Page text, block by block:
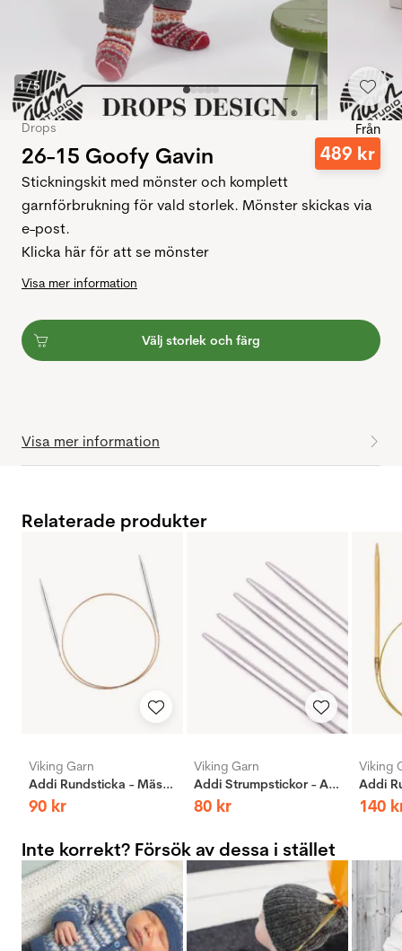
1/5
Drops
26-15 Goofy Gavin
Från
489 kr
Stickningskit med mönster och komplett
garnförbrukning för vald storlek. Mönster skickas via
e-post.
Klicka här för att se mönster
Visa mer information
Välj storlek och färg
Visa mer information
Relaterade produkter
Viking Garn
Addi Rundsticka - Mässing
90 kr
Viking Garn
Addi Strumpstickor - Aluminium
80 kr
Viking
140
Inte korrekt? Försök av dessa i stället